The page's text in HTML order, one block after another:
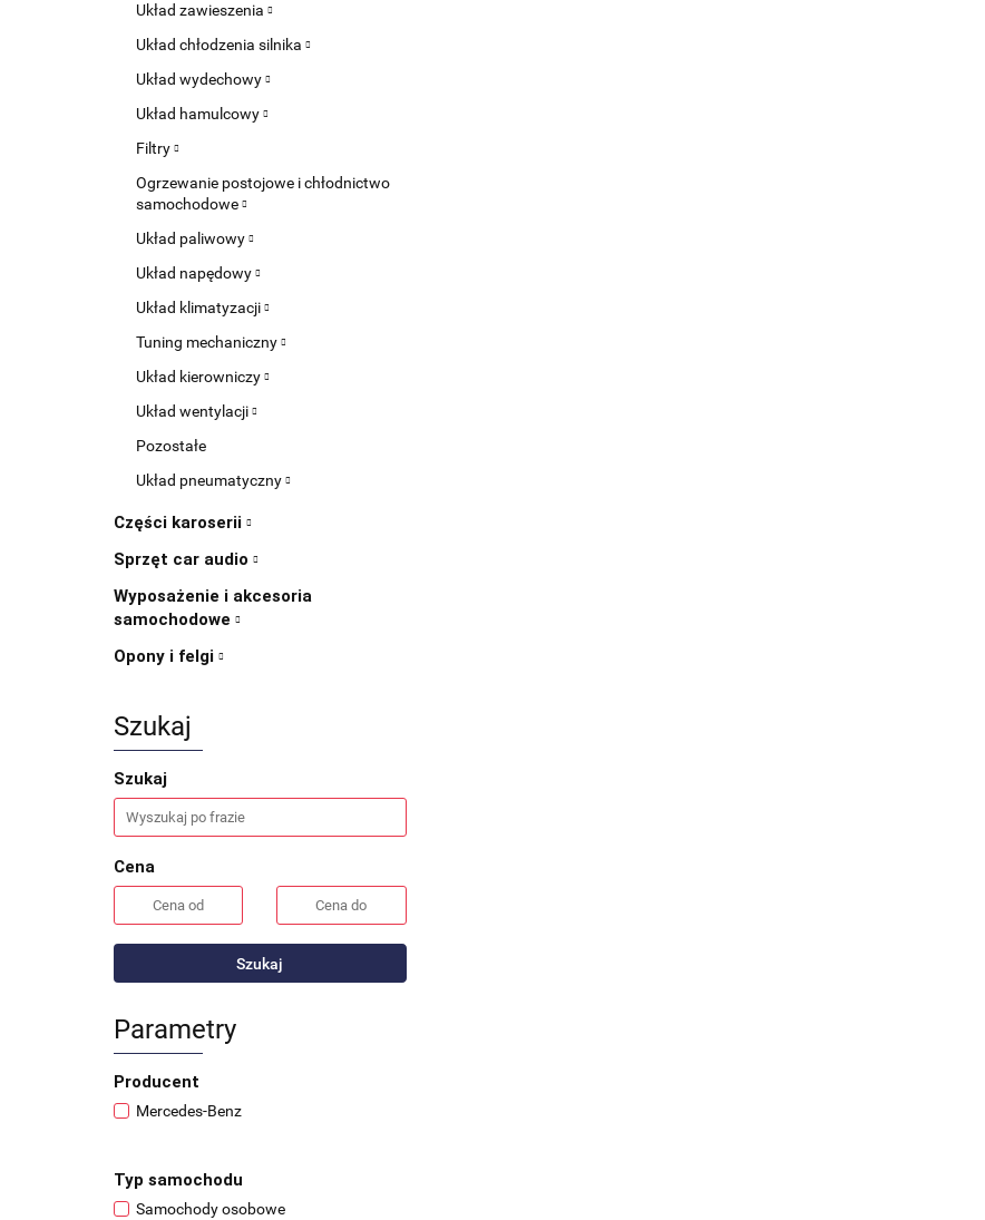
Układ zawieszenia
Układ chłodzenia silnika
Układ wydechowy
Układ hamulcowy
Filtry
Ogrzewanie postojowe i chłodnictwo
samochodowe
Układ paliwowy
Układ napędowy
Układ klimatyzacji
Tuning mechaniczny
Układ kierowniczy
Układ wentylacji
Pozostałe
Układ pneumatyczny
Części karoserii
Sprzęt car audio
Wyposażenie i akcesoria
samochodowe
Opony i felgi
Szukaj
Szukaj
Cena
Szukaj
Parametry
Producent
Mercedes-Benz
Typ samochodu
Samochody osobowe